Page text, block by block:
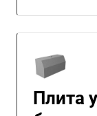
Плита